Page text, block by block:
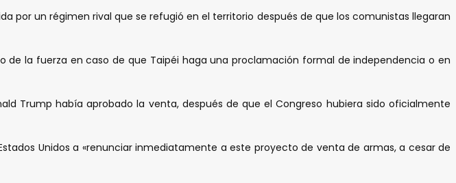
por un régimen rival que se refugió en el territorio después de que los comunistas llegaran
de la fuerza en caso de que Taipéi haga una proclamación formal de independencia o en
Trump había aprobado la venta, después de que el Congreso hubiera sido oficialmente
Unidos a «renunciar inmediatamente a este proyecto de venta de armas, a cesar de